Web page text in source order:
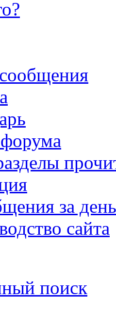
за день
сайта
поиск